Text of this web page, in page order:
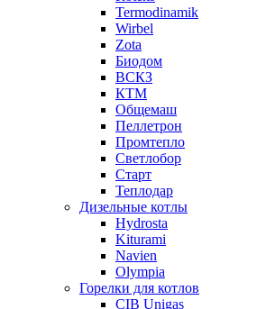
Termodinamik
Wirbel
Zota
Биодом
ВСКЗ
КТМ
Общемаш
Пеллетрон
Промтепло
Светлобор
Старт
Теплодар
Дизельные котлы
Hydrosta
Kiturami
Navien
Olympia
Горелки для котлов
CIB Unigas